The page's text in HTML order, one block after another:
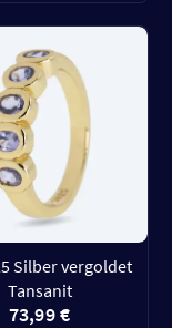
Silber vergoldet
Tansanit
73,99 €